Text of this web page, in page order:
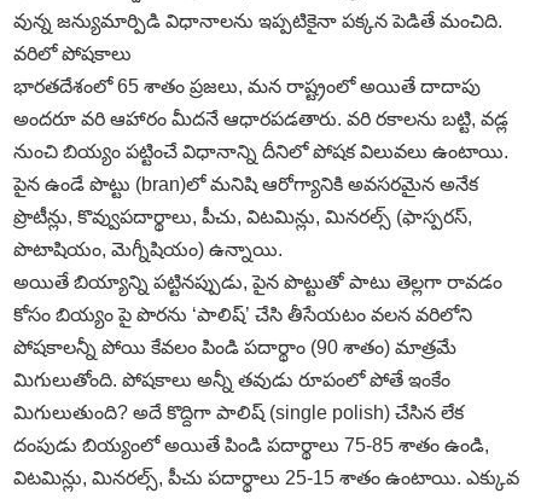
వున్న జన్యుమార్పిడి విధానాలను ఇప్పటికైనా పక్కన పెడితే మంచిది.
వరిలో పోషకాలు
భారతదేశంలో 65 శాతం ప్రజలు, మన రాష్ట్రంలో అయితే దాదాపు
అందరూ వరి ఆహారం మీదనే ఆధారపడతారు. వరి రకాలను బట్టి, వడ్ల
నుంచి బియ్యం పట్టించే విధానాన్ని దీనిలో పోషక విలువలు ఉంటాయి.
పైన ఉండే పొట్టు (bran)లో మనిషి ఆరోగ్యానికి అవసరమైన అనేక
ప్రొటీన్లు, కొవ్వుపదార్థాలు, పీచు, విటమిన్లు, మినరల్స్‌ (ఫాస్పరస్‌,
పొటాషియం, మెగ్నీషియం) ఉన్నాయి.
అయితే బియ్యాన్ని పట్టినప్పుడు, పైన పొట్టుతో పాటు తెల్లగా రావడం
కోసం బియ్యం పై పొరను ‘పాలిష్‌’ చేసి తీసేయటం వలన వరిలోని
పోషకాలన్నీ పోయి కేవలం పిండి పదార్థాం (90 శాతం) మాత్రమే
మిగులుతోంది. పోషకాలు అన్నీ తవుడు రూపంలో పోతే ఇంకేం
మిగులుతుంది? అదే కొద్దిగా పాలిష్‌ (single polish) చేసిన లేక
దంపుడు బియ్యంలో అయితే పిండి పదార్థాలు 75-85 శాతం ఉండి,
విటమిన్లు, మినరల్స్‌, పీచు పదార్థాలు 25-15 శాతం ఉంటాయి. ఎక్కువ